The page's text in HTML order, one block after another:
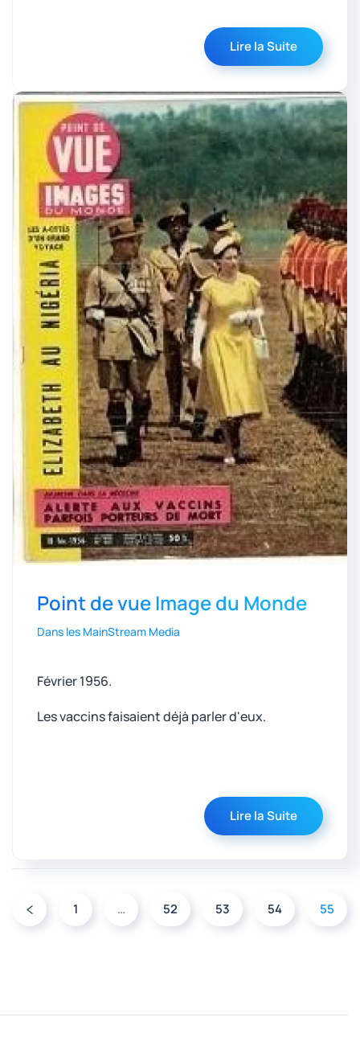
Lire la Suite
Point de vue Image du Monde
Dans les MainStream Media
Février 1956.
Les vaccins faisaient déjà parler d'eux.
Lire la Suite
1 … 52 53 54 55